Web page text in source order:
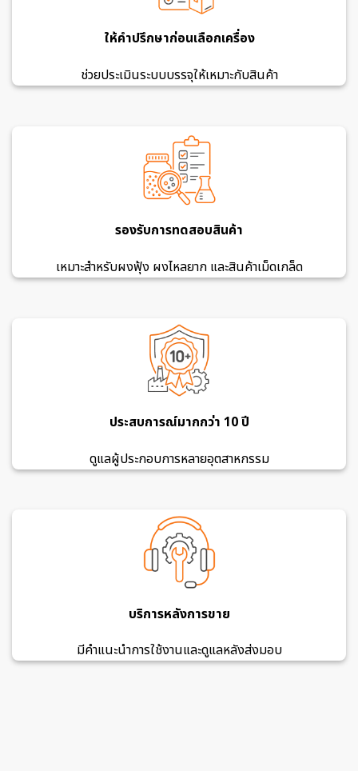
ให้คำปรึกษาก่อนเลือกเครื่อง
ช่วยประเมินระบบบรรจุให้เหมาะกับสินค้า
รองรับการทดสอบสินค้า
เหมาะสำหรับผงฟุ้ง ผงไหลยาก และสินค้าเม็ดเกล็ด
ประสบการณ์มากกว่า 10 ปี
ดูแลผู้ประกอบการหลายอุตสาหกรรม
บริการหลังการขาย
มีคำแนะนำการใช้งานและดูแลหลังส่งมอบ